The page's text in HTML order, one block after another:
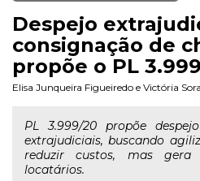
Despejo
consignação de
propõe o PL
Elisa Junqueira Figueiredo e Victória
PL 3.999/20 propõe
extrajudiciais, buscando
reduzir custos, mas
locatários.